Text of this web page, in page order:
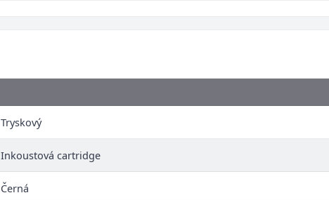
Tryskový
Inkoustová cartridge
Černá